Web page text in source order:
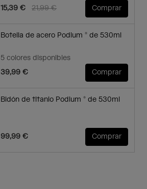
Price reduced from
21,99 €to
15,39 € Comprar
Botella de acero Podium ® de 530ml
5 colores disponibles
39,99 €
Comprar
Bidón de titanio Podium ® de 530ml
99,99 € Comprar